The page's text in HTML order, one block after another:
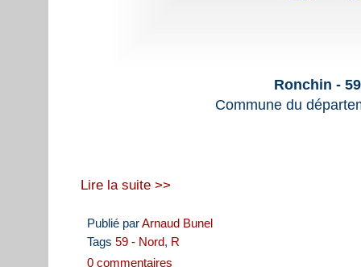
Ronchin -
Commune du
Lire la suite >>
Publié parArnaud Bunel
Tags 59 - Nord, R
0 commentaires